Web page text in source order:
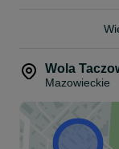
Wola
Mazowieckie